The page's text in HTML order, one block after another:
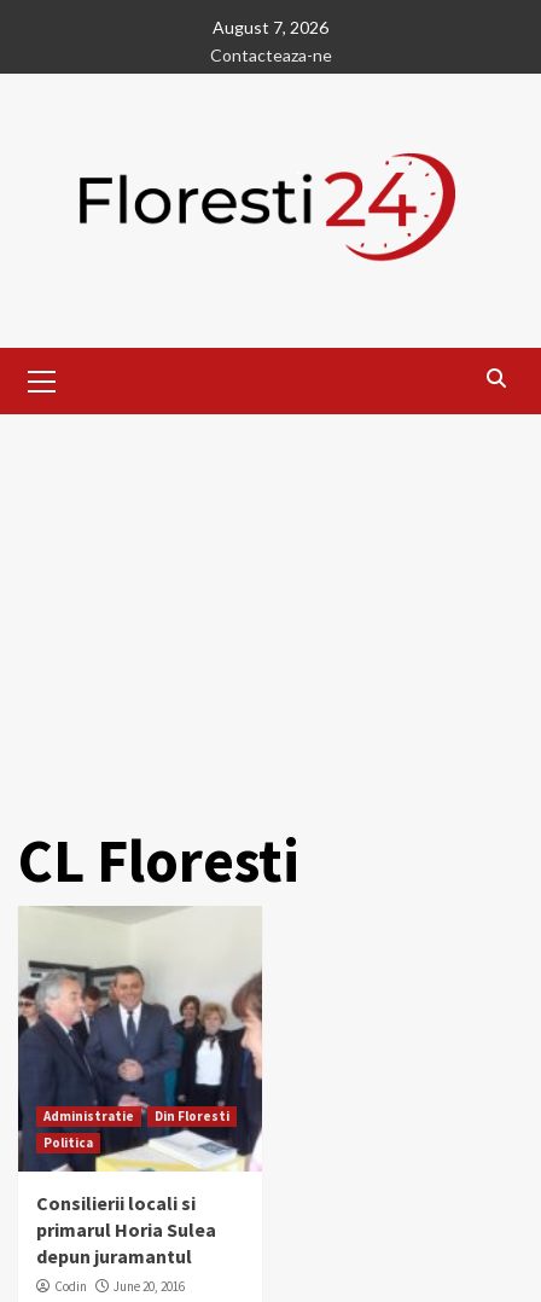
content
August 7, 2026
Contacteaza-ne
Menu
CL Floresti
Administratie
Din Floresti
Politica
Consilierii locali si
primarul Horia Sulea
depun juramantul
Codin June 20, 2016